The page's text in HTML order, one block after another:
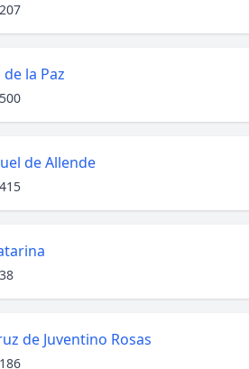
207
la Paz
500
de Allende
415
38
de Juventino Rosas
186